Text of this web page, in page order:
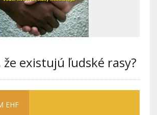
že existujú ľudské rasy?
EHF